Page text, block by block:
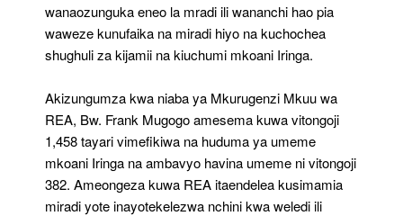
wanaozunguka eneo la mradi ili wananchi hao pia
waweze kunufaika na miradi hiyo na kuchochea
shughuli za kijamii na kiuchumi mkoani Iringa.
Akizungumza kwa niaba ya Mkurugenzi Mkuu wa
REA, Bw. Frank Mugogo amesema kuwa vitongoji
1,458 tayari vimefikiwa na huduma ya umeme
mkoani Iringa na ambavyo havina umeme ni vitongoji
382. Ameongeza kuwa REA itaendelea kusimamia
miradi yote inayotekelezwa nchini kwa weledi ili